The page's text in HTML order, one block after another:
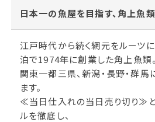
日本一の魚屋を目指す、角上魚類
江戸時代から続く網元をルーツ
泊で1974年に創業した角上魚類。
関東一都三県、新潟・長野・群
ます。
≪当日仕入れの当日売り切り≫
ルを徹底し、